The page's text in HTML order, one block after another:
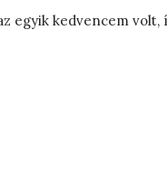
egyik kedvencem volt,